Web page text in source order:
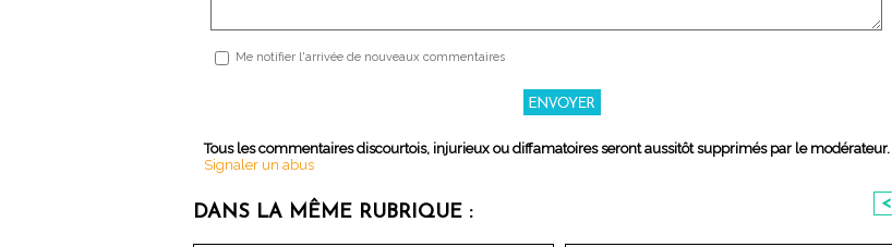
Me notifier l'arrivée de nouveaux commentaires
Tous les commentaires discourtois, injurieux ou diffamatoires seront aussitôt supprimés par le modérateur.
Signaler un abus
DANS LA MÊME RUBRIQUE : <